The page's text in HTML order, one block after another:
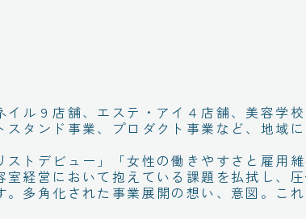
ル９店舗、エステ・アイ４店舗、美容学
スタンド事業、プロダクト事業など、地域
ストデビュー」「女性の働きやすさと雇用
室経営において抱えている課題を払拭し、
多角化された事業展開の想い、意図。こ